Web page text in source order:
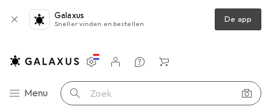
Galaxus
Sneller vinden en bestellen De app
Categorie navigatie
Menu Zoek op
Instellingen
Klantenaccount
Produktvergelijking
Verlanglijstje
Winkelmandje